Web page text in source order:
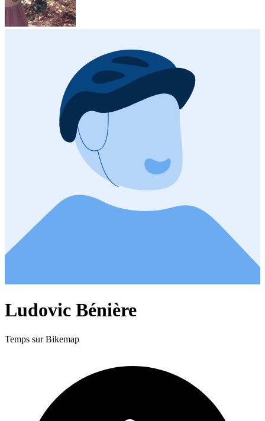
Ludovic Bénière
Temps sur Bikemap